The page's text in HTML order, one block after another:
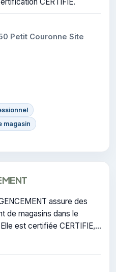
Petit Couronne Site
magasin
assure des
de magasins dans le
est certifiée CERTIFIE,
réalisées.